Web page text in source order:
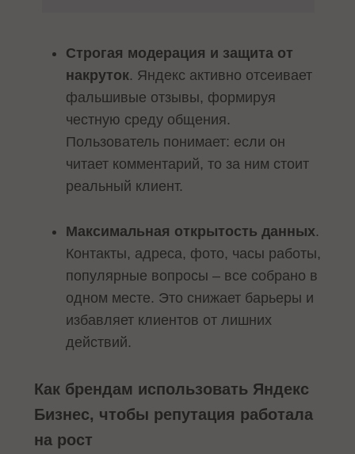
Строгая модерация и защита от
накруток. Яндекс активно отсеивает
фальшивые отзывы, формируя
честную среду общения.
Пользователь понимает: если он
читает комментарий, то за ним стоит
реальный клиент.
Максимальная открытость данных.
Контакты, адреса, фото, часы работы,
популярные вопросы – все собрано в
одном месте. Это снижает барьеры и
избавляет клиентов от лишних
действий.
Как брендам использовать Яндекс
Бизнес, чтобы репутация работала
на рост